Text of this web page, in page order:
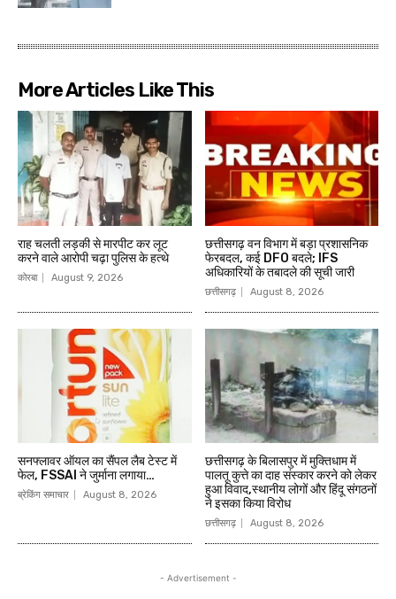
More Articles Like This
राह चलती लड़की से मारपीट कर लूट
करने वाले आरोपी चढ़ा पुलिस के हत्थे
कोरबा August 9, 2026
छत्तीसगढ़ वन विभाग में बड़ा प्रशासनिक
फेरबदल, कई DFO बदले; IFS
अधिकारियों के तबादले की सूची जारी
छत्तीसगढ़ August 8, 2026
सनफ्लावर ऑयल का सैंपल लैब टेस्ट में
फेल, FSSAI ने जुर्माना लगाया…
ब्रेकिंग समाचार August 8, 2026
छत्तीसगढ़ के बिलासपुर में मुक्तिधाम में
पालतू कुत्ते का दाह संस्कार करने को लेकर
हुआ विवाद,स्थानीय लोगों और हिंदू संगठनों
ने इसका किया विरोध
छत्तीसगढ़ August 8, 2026
- Advertisement -